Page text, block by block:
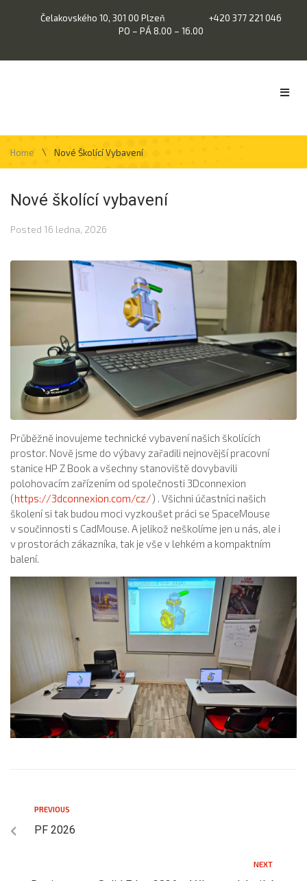
Čelakovského 10, 301 00 Plzeň
+420 377 221 046
PO – PÁ 8.00 – 16.00
Home \ Nové Školící Vybavení
Nové školící vybavení
Posted 16 ledna, 2026
Průběžně inovujeme technické vybavení našich školících
prostor. Nově jsme do výbavy zařadili nejnovější pracovní
stanice HP Z Book a všechny stanoviště dovybavili
polohovacím zařízením od společnosti 3Dconnexion
(https://3dconnexion.com/cz/) . Všichni účastníci našich
školení si tak budou moci vyzkoušet práci se SpaceMouse
v součinnosti s CadMouse. A jelikož neškolíme jen u nás, ale i
v prostorách zákazníka, tak je vše v lehkém a kompaktním
balení.
PREVIOUS
PF 2026
NEXT